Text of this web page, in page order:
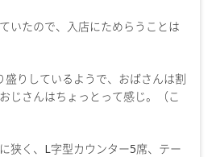
いたので、入店にためらうことは
りしているようで、おばさんは割
じさんはちょっとって感じ。（こ
狭く、L字型カウンター5席、テー